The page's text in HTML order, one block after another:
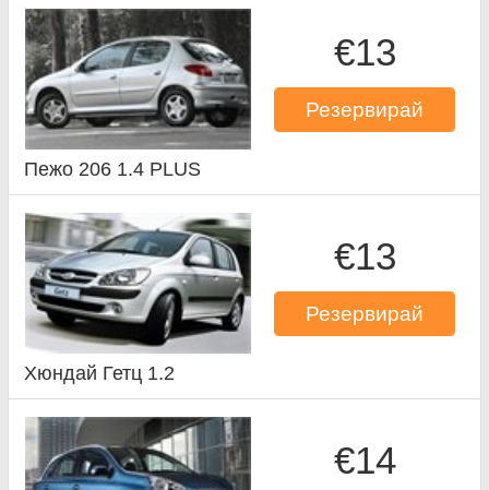
€13
Резервирай
Пежо 206 1.4 PLUS
€13
Резервирай
Хюндай Гетц 1.2
€14